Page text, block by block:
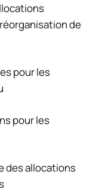
de
pour les
pour les
des allocations